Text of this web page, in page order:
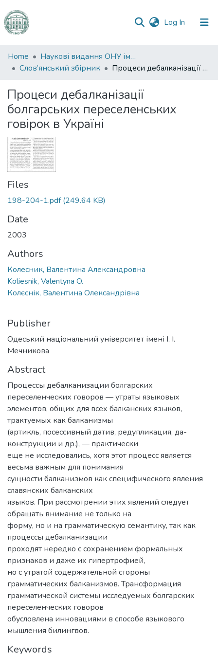
Log In (current)
Communities
&
All of DSpace
Statistics
Home
Наукові видання ОНУ імені І. І. Мечникова
Слов’янський збірник
Процеси дебалканізації болгарських переселенських говірок в Україні
Процеси дебалканізації
болгарських переселенських
говірок в Україні
Files
198-204-1.pdf(249.64 KB)
Date
2003
Authors
Колесник, Валентина Александровна
Koliesnik, Valentyna O.
Колєснік, Валентина Олександрівна
Publisher
Одеський національний університет імені І. І.
Мечникова
Abstract
Процессы дебалканизации болгарских
переселенческих говоров — утраты языковых
элементов, общих для всех балканских языков,
трактуемых как балканизмы
(артикль, посессивный датив, редупликация, да-
конструкции и др.), — практически
еще не исследовались, хотя этот процесс является
весьма важным для понимания
сущности балканизмов как специфического явления
славянских балканских
языков. При рассмотрении этих явлений следует
обращать внимание не только на
форму, но и на грамматическую семантику, так как
процессы дебалканизации
проходят нередко с сохранением формальных
признаков и даже их гипертрофией,
но с утратой содержательной стороны
грамматических балканизмов. Трансформация
грамматической системы исследуемых болгарских
переселенческих говоров
обусловлена инновациями в способе языкового
мышления билингвов.
Keywords